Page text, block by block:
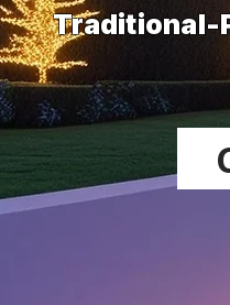
Traditional-